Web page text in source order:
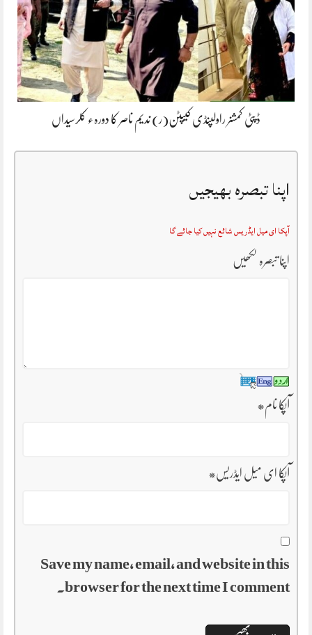
ڈپٹی کمشنر راولپنڈی کیپٹن(ر) ندیم ناصر کا دورہء کلرسیداں
اپنا تبصرہ بھیجیں
آپکا ای میل ایڈریس شائع نہیں کیا جائے گا
اپنا تبصرہ لکھیں
آپکا نام*
آپکا ای میل ایڈریس*
Save my name, email, and website in this
browser for the next time I comment.